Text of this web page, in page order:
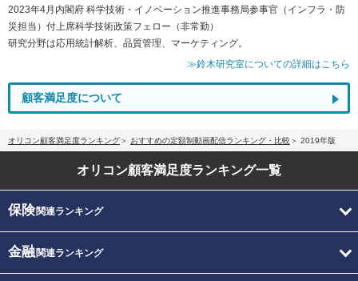
2023年4月内閣府 科学技術・イノベーション推進事務局参事官（インフラ・防
災担当）付上席科学技術政策フェロー（非常勤）
研究分野は応用統計解析、品質管理、マーケティング。
≫鈴木研究室についての詳細はこちら
顧客満足度について
オリコン顧客満足度ランキング おすすめの定額制動画配信ランキング・比較 2019年版
オリコン顧客満足度ランキング一覧
保険関連ランキング
金融関連ランキング